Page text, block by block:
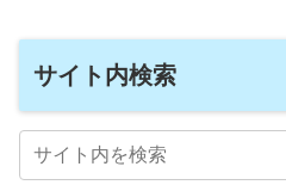
サイト内検索